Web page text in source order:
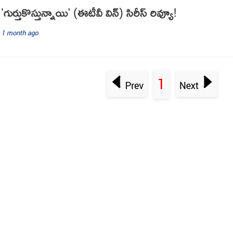
'గుర్తుకొస్తున్నాయి' (ఈటీవీ విన్) సిరీస్ రివ్యూ!
1 month ago
Prev 1 Next